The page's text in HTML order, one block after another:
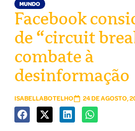
MUNDO
Facebook
de “circuit
combate à
desinformação
ISABELLABOTELHO 24 DE AGOSTO,